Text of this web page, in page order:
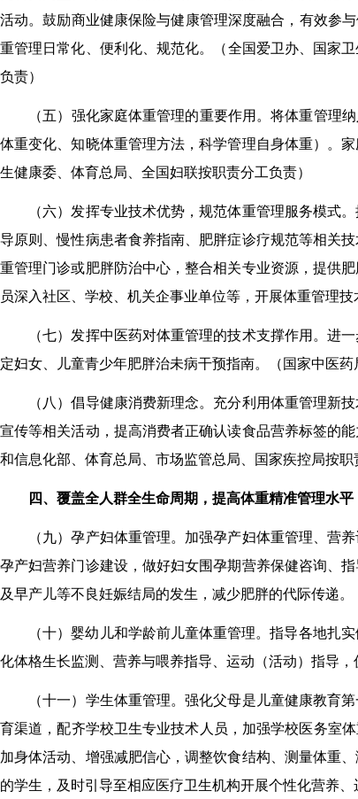
活动。鼓励商业健康保险与健康管理深度融合， 有效参与
重管理日常化、便利化、规范化。
（全国爱卫办、国家
负责）
（五）强化家庭体重管理的重要作用。将体重管理
体重变化、知晓体重管理方法，科学管理自身体重）。
生健康委、 体育总局 、全国妇联按职责分工负责）
（六）发挥专业技术优势，规范体重管理服务模式。
导原则
、慢性病患者食养指南 肥胖症诊疗规范等相关
重管理门诊或肥胖防治中心，整合相关专业资源，提供
员深入社区、学校、 机关企事业单位等，开展体重管理
（七）发挥中医药对体重管理的技术支撑作用。进
定妇女、儿童青少年肥胖治未病干预指南。（ 国家中医药
（八）倡导健康消费新理念。 充分利用体重管理新
宣传等相关活动 ，提高消费者正确认读食品营养标签的
和信息化部、 体育总局 、市场监管总局、国家疾控局按
四、覆盖全人群全生命周期，提高体重精准管理水平
（九）孕产妇体重管理。 加强孕产妇体重管理、营
孕产妇营养门诊建设，做好妇女围孕期营养保健咨询、
及早产儿等不良妊娠结局的发生，减少肥胖的代际传递。
（十）婴幼儿和学龄前儿童体重管理。指导各地扎
化体格生长监测、营养与喂养指导、运动（活动）指导
（十一）学生体重管理。强化父母是儿童健康教育
育渠道，配齐学校卫生专业技术人员， 加强学校医务室
加身体活动、增强减肥信心，调整饮食结构、测量体重
的学生，及时引导至相应医疗卫生机构开展个性化营养